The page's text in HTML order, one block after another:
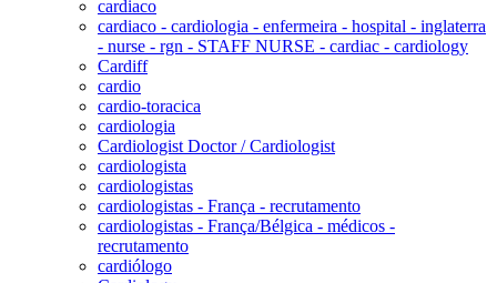
cardiaco
cardiaco - cardiologia - enfermeira - hospital - inglaterra
- nurse - rgn - STAFF NURSE - cardiac - cardiology
Cardiff
cardio
cardio-toracica
cardiologia
Cardiologist Doctor / Cardiologist
cardiologista
cardiologistas
cardiologistas - França - recrutamento
cardiologistas - França/Bélgica - médicos -
recrutamento
cardiólogo